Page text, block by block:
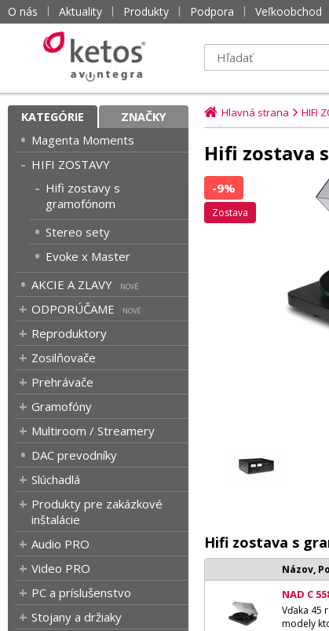
O nás Aktuality Produkty Podpora Veľkoobchod
KATEGÓRIE ZNAČKY
Magenta Moments
HIFI ZOSTAVY
Hifi zostavy s
gramofónom
Stereo sety
Evoke x Master
AKCIE A ZLAVY
ODPORÚČAME
Reproduktory
Zosilňovače
Prehrávače
Gramofóny
Multiroom / Streamery
DAC prevodníky
Slúchadlá
Produkty pre zakázkové
inštalácie
Audio PRO
Video PRO
PC a príslušenstvo
Stojany a držiaky
Hlavná strana HIFI
Hifi zostava
-9%
zostava
Hifi zostava s
Názov,
NAD C
Vďaka 45
modely